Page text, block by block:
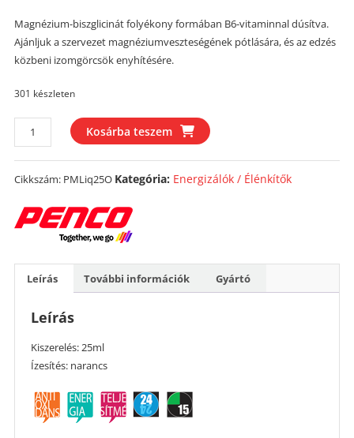
Magnézium-biszglicinát folyékony formában B6-vitaminnal dúsítva.
Ajánljuk a szervezet magnéziumveszteségének pótlására, és az edzés
közbeni izomgörcsök enyhítésére.
301 készleten
Penco
Magnesium
Liquid
25ml
Kosárba teszem
Cikkszám: PMLiq25O Kategória: Energizálók / Élénkítők
Leírás További információk Gyártó
Leírás
Kiszerelés: 25ml
Ízesítés: narancs